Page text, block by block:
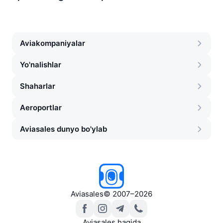
Aviakompaniyalar
Yo'nalishlar
Shaharlar
Aeroportlar
Aviasales dunyo bo'ylab
Aviasales© 2007–2026